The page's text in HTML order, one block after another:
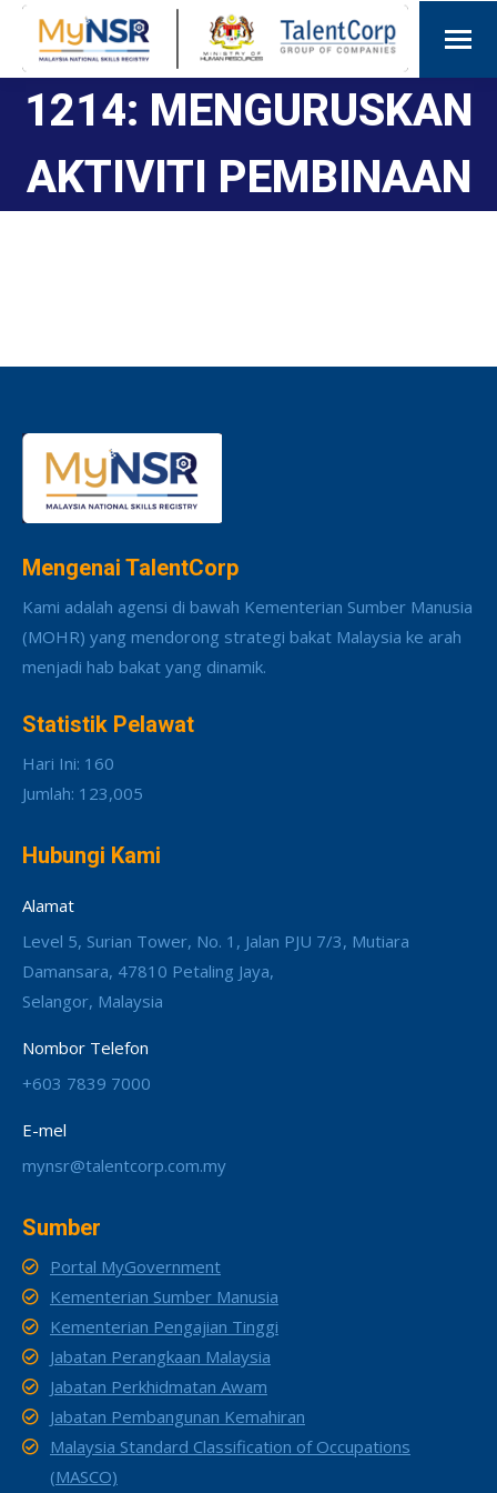
1214: MENGURUSKAN
AKTIVITI PEMBINAAN
Mengenai TalentCorp
Kami adalah agensi di bawah Kementerian Sumber Manusia
(MOHR) yang mendorong strategi bakat Malaysia ke arah
menjadi hab bakat yang dinamik.
Statistik Pelawat
Hari Ini: 160
Jumlah: 123,005
Hubungi Kami
Alamat
Level 5, Surian Tower, No. 1, Jalan PJU 7/3, Mutiara
Damansara, 47810 Petaling Jaya,
Selangor, Malaysia
Nombor Telefon
+603 7839 7000
E-mel
mynsr@talentcorp.com.my
Sumber
Portal MyGovernment
Kementerian Sumber Manusia
Kementerian Pengajian Tinggi
Jabatan Perangkaan Malaysia
Jabatan Perkhidmatan Awam
Jabatan Pembangunan Kemahiran
Malaysia Standard Classification of Occupations
(MASCO)